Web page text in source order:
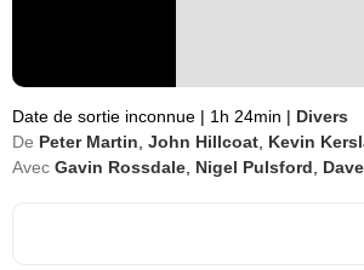
Date de sortie inconnue | 1h 24min | Divers
De Peter Martin John Hillcoat Kevin
Avec Gavin Rossdale Nigel Pulsford